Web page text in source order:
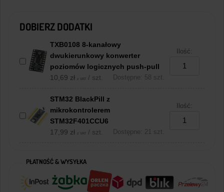
DOBIERZ DODATKI
TXB0108 8-kanałowy
dwukierunkowy konwerter
poziomów logicznych push-pull
10,69 zł z VAT / szt. Dostępne: 58 szt.
Ilość:
STM32 BlackPill z
mikrokontrolerem
STM32F401CCU6
17,99 zł z VAT / szt. Dostępne: 21 szt.
Ilość:
PŁATNOŚĆ & WYSYŁKA